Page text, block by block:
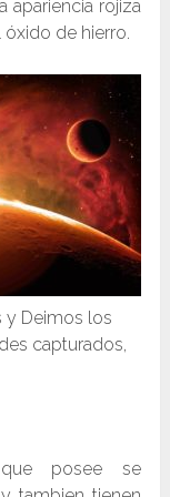
apariencia rojiza
de hierro.
y Deimos los
capturados,
que posee se